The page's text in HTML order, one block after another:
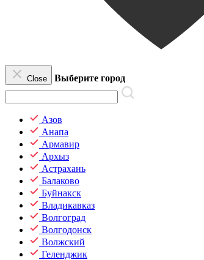
Close Выберите город
Азов
Анапа
Армавир
Архыз
Астрахань
Балаково
Буйнакск
Владикавказ
Волгоград
Волгодонск
Волжский
Геленджик